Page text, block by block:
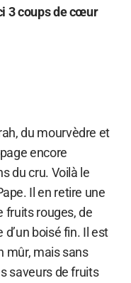
3 coups de cœur
du mourvèdre et
encore
du cru. Voilà le
Il en retire une
fruits rouges, de
d’un boisé fin. Il est
mûr, mais sans
saveurs de fruits